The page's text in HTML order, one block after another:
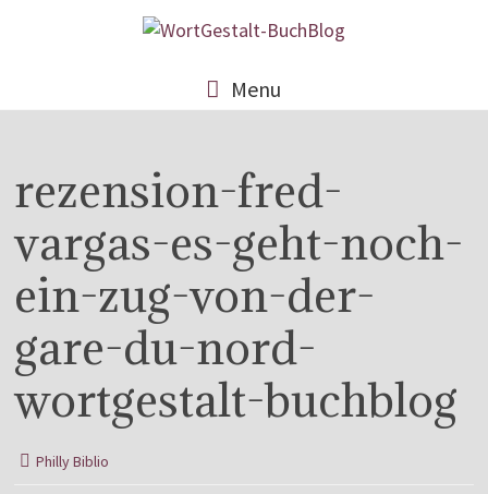
Menu
rezension-fred-
vargas-es-geht-noch-
ein-zug-von-der-
gare-du-nord-
wortgestalt-buchblog
Philly Biblio